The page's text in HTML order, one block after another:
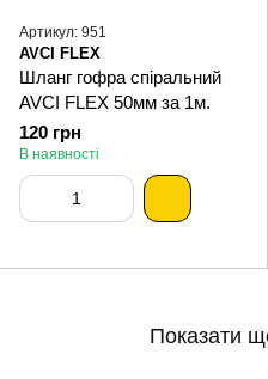
Артикул: 951
AVCI FLEX
Шланг гофра спіральний
AVCI FLEX 50мм за 1м.
120 грн
В наявності
Показати